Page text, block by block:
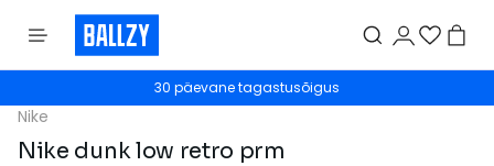
30 päevane tagastusõigus
Nike
Nike dunk low retro prm